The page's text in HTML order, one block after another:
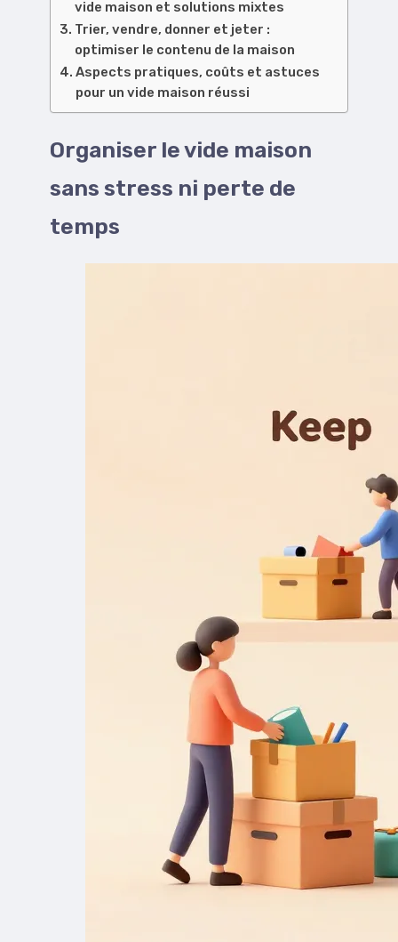
vide maison et solutions mixtes
Trier, vendre, donner et jeter :
optimiser le contenu de la maison
Aspects pratiques, coûts et astuces
pour un vide maison réussi
Organiser le vide maison
sans stress ni perte de
temps